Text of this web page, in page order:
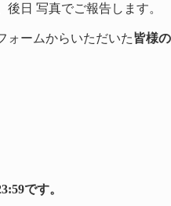
日 写真でご報告します。
ォームからいただいた皆様
です。